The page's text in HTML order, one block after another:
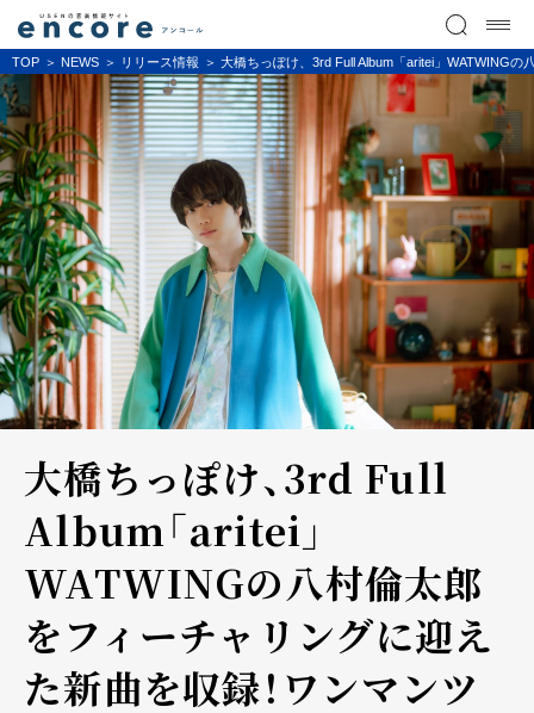
TOP NEWS リリース情報 大橋ちっぽけ、3rd Full Album「aritei」WATWING
大橋ちっぽけ、3rd Full
Album「aritei」
WATWINGの八村倫太郎
をフィーチャリングに迎え
た新曲を収録！ワンマンツ